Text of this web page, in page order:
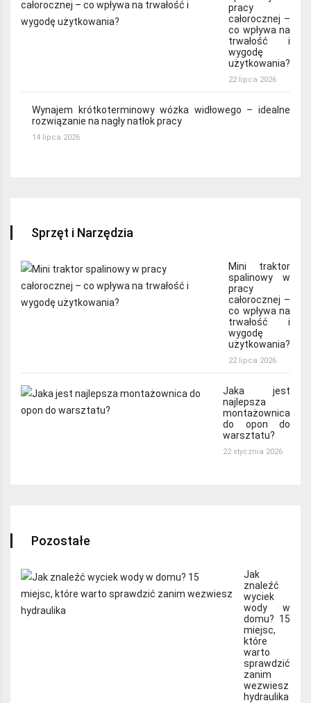
pracy
całorocznej –
co wpływa na
trwałość i
wygodę
użytkowania?
22 lipca 2026
Wynajem krótkoterminowy wózka widłowego – idealne
rozwiązanie na nagły natłok pracy
14 lipca 2026
Sprzęt i Narzędzia
Mini traktor
spalinowy w
pracy
całorocznej –
co wpływa na
trwałość i
wygodę
użytkowania?
22 lipca 2026
Jaka jest
najlepsza
montażownica
do opon do
warsztatu?
22 stycznia 2026
Pozostałe
Jak
znaleźć
wyciek
wody w
domu? 15
miejsc,
które
warto
sprawdzić
zanim
wezwiesz
hydraulika